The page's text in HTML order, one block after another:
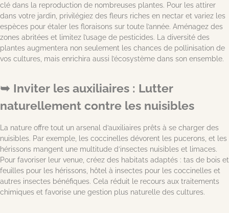
clé dans la reproduction de nombreuses plantes. Pour les attirer
dans votre jardin, privilégiez des fleurs riches en nectar et variez les
espèces pour étaler les floraisons sur toute l’année. Aménagez des
zones abritées et limitez l’usage de pesticides. La diversité des
plantes augmentera non seulement les chances de pollinisation de
vos cultures, mais enrichira aussi l’écosystème dans son ensemble.
Inviter les auxiliaires : Lutter
naturellement contre les nuisibles
La nature offre tout un arsenal d’auxiliaires prêts à se charger des
nuisibles. Par exemple, les coccinelles dévorent les pucerons, et les
hérissons mangent une multitude d’insectes nuisibles et limaces.
Pour favoriser leur venue, créez des habitats adaptés : tas de bois et
feuilles pour les hérissons, hôtel à insectes pour les coccinelles et
autres insectes bénéfiques. Cela réduit le recours aux traitements
chimiques et favorise une gestion plus naturelle des cultures.